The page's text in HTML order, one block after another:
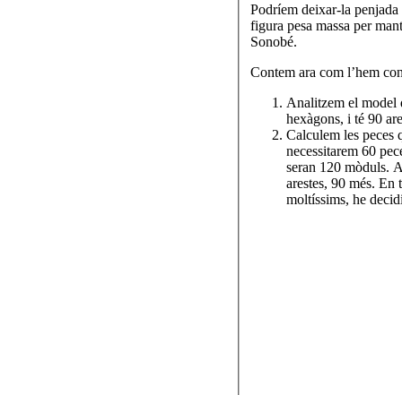
Podríem deixar-la penjada
figura pesa massa per
Sonobé.
Contem ara com l’hem
Analitzem el model
hexàgons, i té 90
Calculem les peces
necessitarem 60
seran 120 mòduls.
arestes, 90 més.
moltíssims, he